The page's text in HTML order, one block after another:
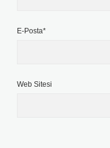
E-Posta*
Web Sitesi